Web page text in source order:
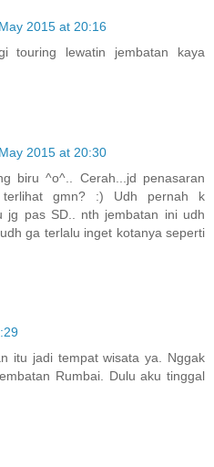
2015 at 20:16
touring lewatin jembatan kaya
2015 at 20:30
biru ^o^.. Cerah...jd penasaran
gmn? :) Udh pernah k
jg pas SD.. nth jembatan ini udh
ga terlalu inget kotanya seperti
itu jadi tempat wisata ya. Nggak
Rumbai. Dulu aku tinggal